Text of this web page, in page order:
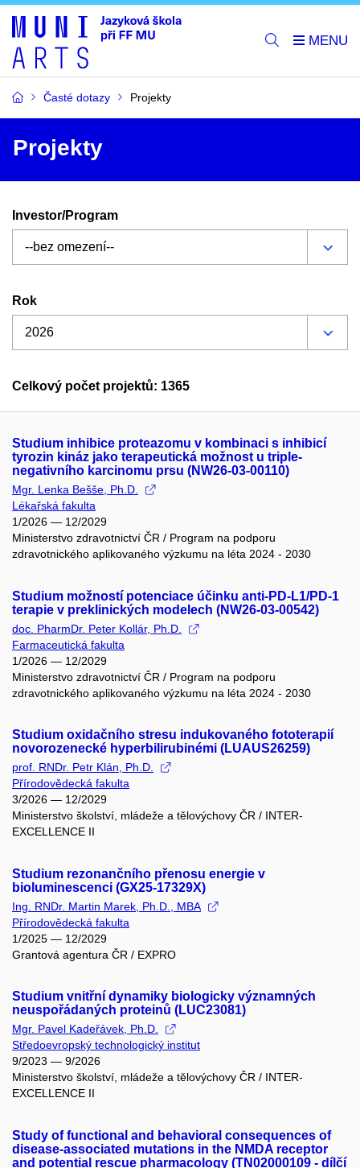
Časté dotazy Projekty
Projekty
Investor/Program
Rok
Celkový počet projektů: 1365
Studium inhibice proteazomu v kombinaci s inhibicí
tyrozin kináz jako terapeutická možnost u triple-
negativního karcinomu prsu (NW26-03-00110)
Mgr. Lenka Bešše, Ph.D.
Lékařská fakulta
1/2026 — 12/2029
Ministerstvo zdravotnictví ČR / Program na podporu
zdravotnického aplikovaného výzkumu na léta 2024 - 2030
Studium možností potenciace účinku anti-PD-L1/PD-1
terapie v preklinických modelech (NW26-03-00542)
doc. PharmDr. Peter Kollár, Ph.D.
Farmaceutická fakulta
1/2026 — 12/2029
Ministerstvo zdravotnictví ČR / Program na podporu
zdravotnického aplikovaného výzkumu na léta 2024 - 2030
Studium oxidačního stresu indukovaného fototerapií
novorozenecké hyperbilirubinémi (LUAUS26259)
prof. RNDr. Petr Klán, Ph.D.
Přírodovědecká fakulta
3/2026 — 12/2029
Ministerstvo školství, mládeže a tělovýchovy ČR / INTER-
EXCELLENCE II
Studium rezonančního přenosu energie v
bioluminescenci (GX25-17329X)
Ing. RNDr. Martin Marek, Ph.D., MBA
Přírodovědecká fakulta
1/2025 — 12/2029
Grantová agentura ČR / EXPRO
Studium vnitřní dynamiky biologicky významných
neuspořádaných proteinů (LUC23081)
Mgr. Pavel Kadeřávek, Ph.D.
Středoevropský technologický institut
9/2023 — 9/2026
Ministerstvo školství, mládeže a tělovýchovy ČR / INTER-
EXCELLENCE II
Study of functional and behavioral consequences of
disease-associated mutations in the NMDA receptor
and potential rescue pharmacology (TN02000109 - dílčí